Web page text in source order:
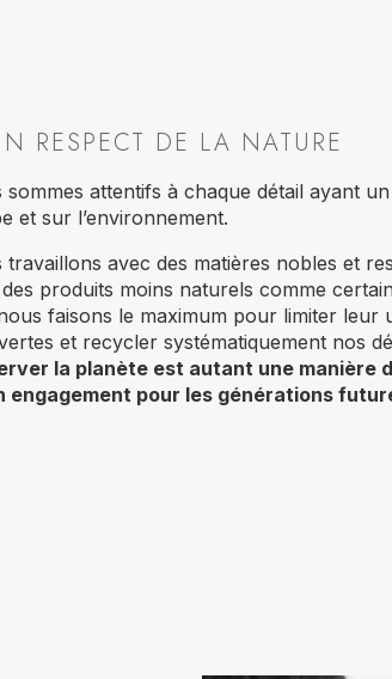
RESPECT DE LA NATURE
sommes attentifs à chaque détail ayant
et sur l’environnement.
travaillons avec des matières nobles et
produits moins naturels comme
faisons le maximum pour limiter leur
et recycler systématiquement nos
la planète est autant une manière
engagement pour les générations